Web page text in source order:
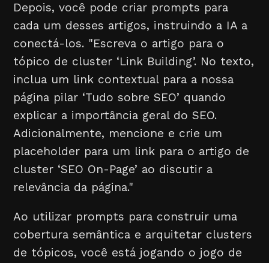
Depois, você pode criar prompts para
cada um desses artigos, instruindo a IA a
conectá-los. "Escreva o artigo para o
tópico de cluster ‘Link Building’. No texto,
inclua um link contextual para a nossa
página pilar ‘Tudo sobre SEO’ quando
explicar a importância geral do SEO.
Adicionalmente, mencione e crie um
placeholder para um link para o artigo de
cluster ‘SEO On-Page’ ao discutir a
relevância da página."
Ao utilizar prompts para construir uma
cobertura semântica e arquitetar clusters
de tópicos, você está jogando o jogo de